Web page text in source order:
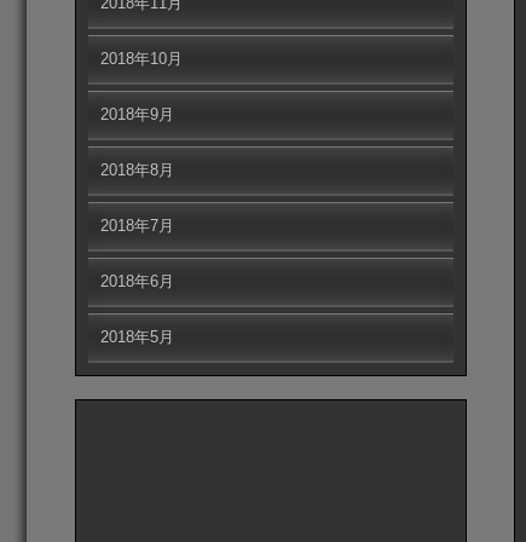
2018年10月
2018年9月
2018年8月
2018年7月
2018年6月
2018年5月